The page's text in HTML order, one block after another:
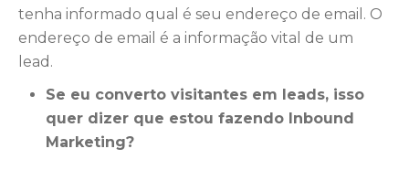
tenha informado qual é seu endereço de email. O
endereço de email é a informação vital de um
lead.
Se eu converto visitantes em leads, isso
quer dizer que estou fazendo Inbound
Marketing?